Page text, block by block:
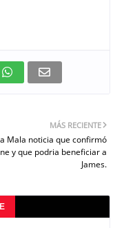
MÁS RECIENTE
Mala noticia que confirmó
y que podria beneficiar a
James.